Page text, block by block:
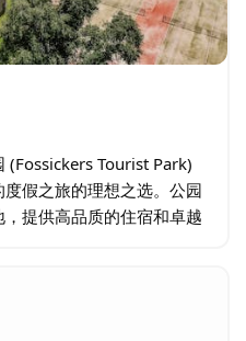
(Fossickers Tourist Park)
假之旅的理想之选。公园
提供高品质的住宿和卓越